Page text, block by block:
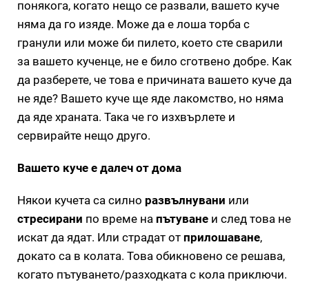
понякога, когато нещо се развали, вашето куче
няма да го изяде. Може да е лоша торба с
гранули или може би пилето, което сте сварили
за вашето кученце, не е било сготвено добре. Как
да разберете, че това е причината вашето куче да
не яде? Вашето куче ще яде лакомство, но няма
да яде храната. Така че го изхвърлете и
сервирайте нещо друго.
Вашето куче е далеч от дома
Някои кучета са силно развълнувани или
стресирани по време на пътуване и след това не
искат да ядат. Или страдат от прилошаване,
докато са в колата. Това обикновено се решава,
когато пътуването/разходката с кола приключи.